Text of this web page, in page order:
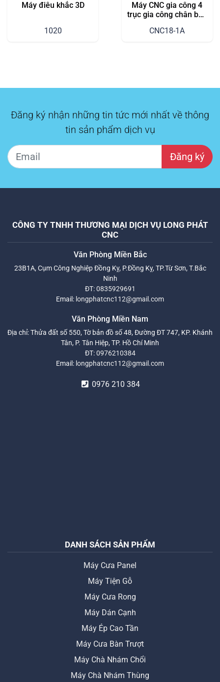
Máy điêu khắc 3D
1020
Máy CNC gia công 4
trục gia công chân bàn
CNC18-1A
Đăng ký nhận những tin tức mới nhất về thông
tin sản phẩm dịch vụ
Đăng ký
CÔNG TY TNHH THƯƠNG MẠI DỊCH VỤ LONG PHÁT
CNC
Văn Phòng Miền Bắc
23B1A, Cụm Công Nghiệp Đồng Kỵ, P.Đồng Kỵ, TP.Từ Sơn, T.Bắc
Ninh
ĐT:0835929691
Email: longphatcnc112@gmail.com
Văn Phòng Miền Nam
Địa chỉ: Thửa đất số 550, Tờ bản đồ số 48, Đường ĐT 747, KP. Khánh
Tân, P. Tân Hiệp, TP. Hồ Chí Minh
ĐT:0976210384
Email: longphatcnc112@gmail.com
0976 210 384
DANH SÁCH SẢN PHẨM
Máy Cưa Panel
Máy Tiện Gỗ
Máy Cưa Rong
Máy Dán Cạnh
Máy Ép Cao Tần
Máy Cưa Bàn Trượt
Máy Chà Nhám Chổi
Máy Chà Nhám Thùng